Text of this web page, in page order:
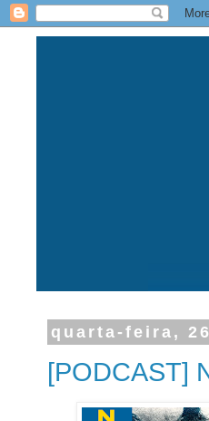
quarta-feira,
[PODCAST]